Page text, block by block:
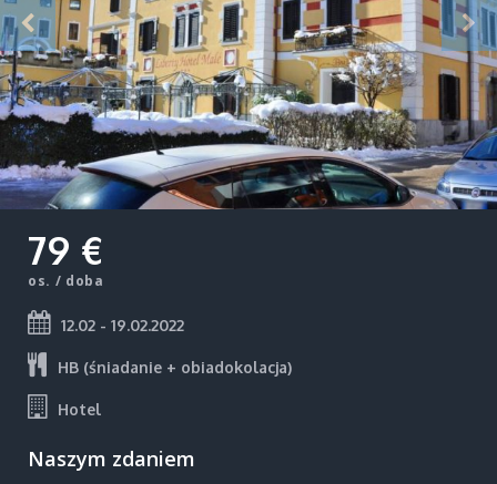
79 €
os. / doba
12.02 - 19.02.2022
HB (śniadanie + obiadokolacja)
Hotel
Naszym zdaniem